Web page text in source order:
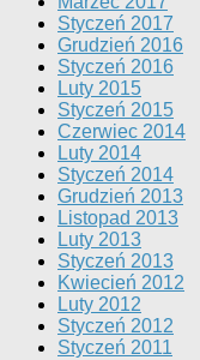
Styczeń 2017
Grudzień 2016
Styczeń 2016
Luty 2015
Styczeń 2015
Czerwiec 2014
Luty 2014
Styczeń 2014
Grudzień 2013
Listopad 2013
Luty 2013
Styczeń 2013
Kwiecień 2012
Luty 2012
Styczeń 2012
Styczeń 2011